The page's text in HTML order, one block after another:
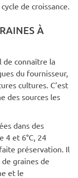
de croissance.
À
de connaître la
du fournisseur,
cultures. C’est
des sources les
dans des
4 et 6°C, 24
préservation. Il
graines de
et le